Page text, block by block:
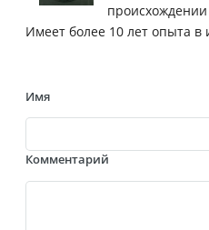
Имеет более 10 лет опыта в
Имя
Комментарий